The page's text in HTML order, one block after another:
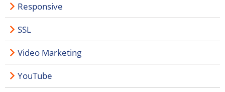
Responsive
SSL
Video Marketing
YouTube